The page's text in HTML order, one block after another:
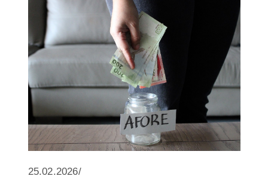
25.02.2026/